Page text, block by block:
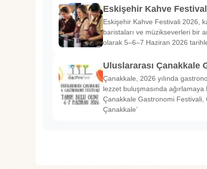
Eskişehir Kahve
Eskişehir Kahve Festivali 2026,
baristaları ve müzikseverleri bir
olarak 5–6–7 Haziran 2026
Uluslararası Çanakkale
Çanakkale, 2026 yılında
lezzet buluşmasında ağırlamaya
Çanakkale Gastronomi
Çanakkale’